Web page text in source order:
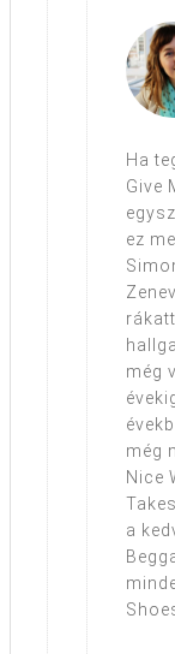
Ha
Give
ez
még
még
Nice
a